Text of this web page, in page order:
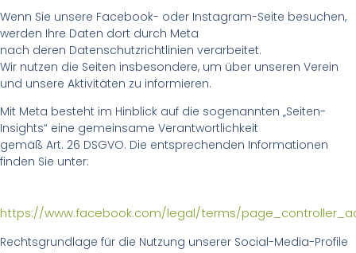
Wenn Sie unsere Facebook- oder Instagram-Seite besuchen,
werden Ihre Daten dort durch Meta
nach deren Datenschutzrichtlinien verarbeitet.
Wir nutzen die Seiten insbesondere, um über unseren Verein
und unsere Aktivitäten zu informieren.
Mit Meta besteht im Hinblick auf die sogenannten „Seiten-
Insights“ eine gemeinsame Verantwortlichkeit
gemäß Art. 26 DSGVO. Die entsprechenden Informationen
finden Sie unter:
https://www.facebook.com/legal/terms/
Rechtsgrundlage für die Nutzung unserer Social-Media-Profile